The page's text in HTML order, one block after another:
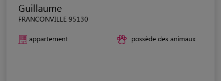
Guillaume
FRANCONVILLE 95130
appartement possède des animaux